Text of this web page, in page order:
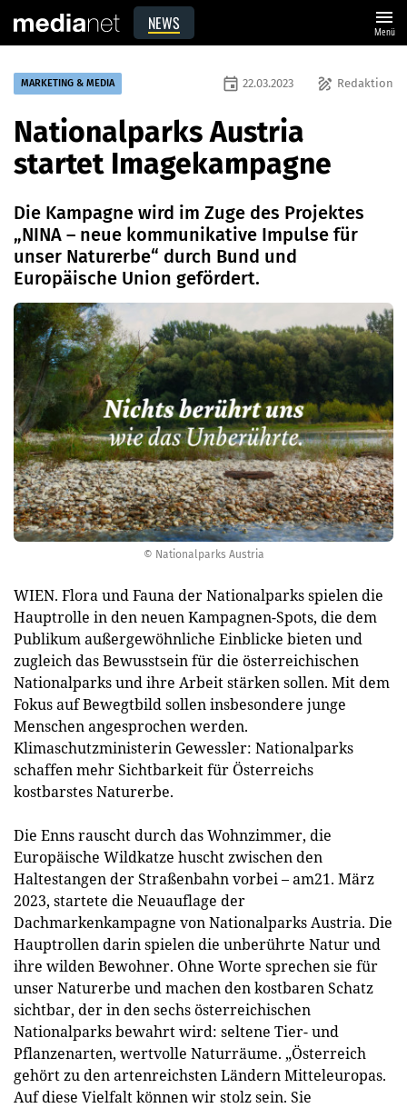
NEWS menu
Menü
© Nationalparks Austria
MARKETING & MEDIA draw Redaktion
event 22.03.2023
Nationalparks Austria
startet Imagekampagne
Die Kampagne wird im Zuge des Projektes
„NINA – neue kommunikative Impulse für
unser Naturerbe“ durch Bund und
Europäische Union gefördert.
WIEN. Flora und Fauna der Nationalparks spielen die
Hauptrolle in den neuen Kampagnen-Spots, die dem
Publikum außergewöhnliche Einblicke bieten und
zugleich das Bewusstsein für die österreichischen
Nationalparks und ihre Arbeit stärken sollen. Mit dem
Fokus auf Bewegtbild sollen insbesondere junge
Menschen angesprochen werden.
Klimaschutzministerin Gewessler: Nationalparks
schaffen mehr Sichtbarkeit für Österreichs
kostbarstes Naturerbe.
Die Enns rauscht durch das Wohnzimmer, die
Europäische Wildkatze huscht zwischen den
Haltestangen der Straßenbahn vorbei – am21. März
2023, startete die Neuauflage der
Dachmarkenkampagne von Nationalparks Austria. Die
Hauptrollen darin spielen die unberührte Natur und
ihre wilden Bewohner. Ohne Worte sprechen sie für
unser Naturerbe und machen den kostbaren Schatz
sichtbar, der in den sechs österreichischen
Nationalparks bewahrt wird: seltene Tier- und
Pflanzenarten, wertvolle Naturräume. „Österreich
gehört zu den artenreichsten Ländern Mitteleuropas.
Auf diese Vielfalt können wir stolz sein. Sie